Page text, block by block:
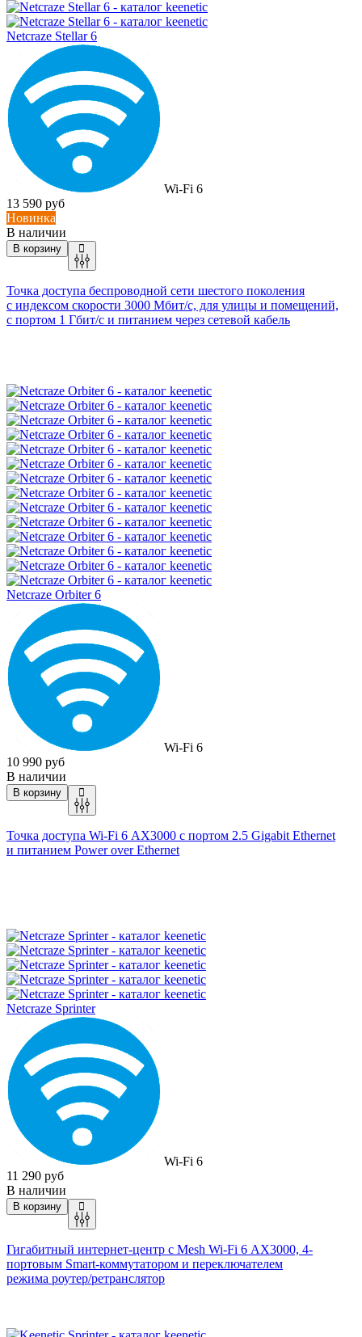
Netcraze Stellar 6
Wi-Fi 6
13 590 руб
Новинка
В наличии
В корзину
Точка доступа беспроводной сети шестого поколения
с индексом скорости 3000 Мбит/с, для улицы и помещений,
с портом 1 Гбит/с и питанием через сетевой кабель
Netcraze Orbiter 6
Wi-Fi 6
10 990 руб
В наличии
В корзину
Точка доступа Wi-Fi 6 AX3000 c портом 2.5 Gigabit Ethernet
и питанием Power over Ethernet
Netcraze Sprinter
Wi-Fi 6
11 290 руб
В наличии
В корзину
Гигабитный интернет-центр с Mesh Wi-Fi 6 AX3000, 4-
портовым Smart-коммутатором и переключателем
режима роутер/ретранслятор